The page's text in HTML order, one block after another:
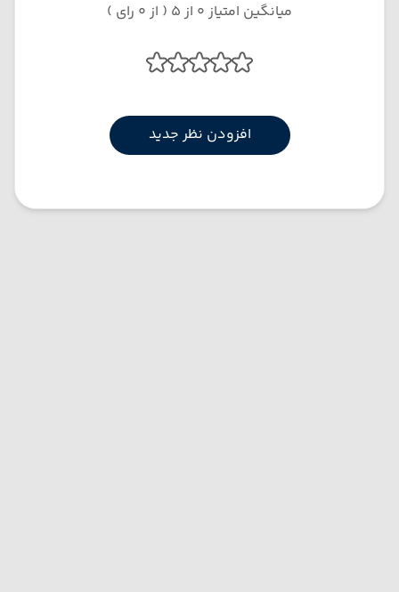
میانگین امتیاز 0 از 5 ( از 0 رای )
افزودن نظر جدید